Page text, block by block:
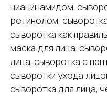
ниацинамидом,
ретинолом,
сыворотка как
маска для лица,
лица, сыворотка с
сыворотки ухода
сыворотка для лица,